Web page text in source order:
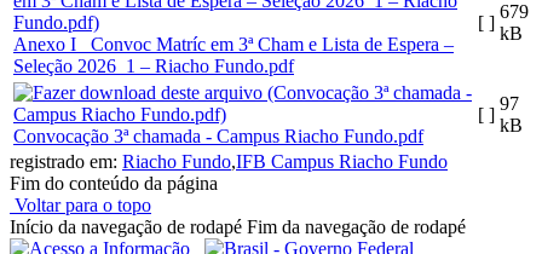
Anexo I_ Convoc Matríc em 3ª Cham e Lista de Espera –
Seleção 2026_1 – Riacho Fundo.pdf
[ ]
679
kB
Convocação 3ª chamada - Campus Riacho Fundo.pdf
[ ]
97
kB
registrado em: Riacho Fundo,IFB Campus Riacho Fundo
Fim do conteúdo da página
Voltar para o topo
Início da navegação de rodapé Fim da navegação de rodapé